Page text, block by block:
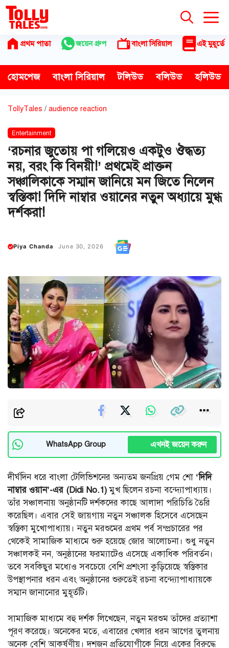
Skip
content
প্রথম পাতা জয়েন গ্রুপ বাংলা সিরিয়াল এই মুহূর্তে
হোমপেজ বাংলা সিরিয়াল টলিউড বলিউড হলিউড
TollyTales / audience reaction
Entertainment
‘রচনার জুতোয় পা গলিয়েও একটুও ঔদ্ধত্য
নয়, বরং কি বিনয়ী!’ প্রথমেই প্রাক্তন
সঞ্চালিকাকে সম্মান জানিয়ে মন জিতে নিলেন
স্বস্তিকা! দিদি নাম্বার ওয়ানের নতুন অধ্যায়ে মুগ্ধ
দর্শকরা!
Piya Chanda June 30, 2026
WhatsApp Group এখনই জয়েন করুন
দীর্ঘদিন ধরে বাংলা টেলিভিশনের অন্যতম জনপ্রিয় গেম শো ‘দিদি
নাম্বার ওয়ান’-এর (Didi No.1)মুখ ছিলেন রচনা বন্দ্যোপাধ্যায়।
তাঁর সঞ্চালনায় অনুষ্ঠানটি দর্শকদের কাছে আলাদা পরিচিতি তৈরি
করেছিল। এবার সেই জায়গায় নতুন সঞ্চালক হিসেবে এসেছেন
স্বস্তিকা মুখোপাধ্যায়। নতুন মরশুমের প্রথম পর্ব সম্প্রচারের পর
থেকেই সামাজিক মাধ্যমে শুরু হয়েছে জোর আলোচনা। শুধু নতুন
সঞ্চালকই নন, অনুষ্ঠানের ফরম্যাটেও এসেছে একাধিক পরিবর্তন।
তবে সবকিছুর মধ্যেও সবচেয়ে বেশি প্রশংসা কুড়িয়েছে স্বস্তিকার
উপস্থাপনার ধরন এবং অনুষ্ঠানের শুরুতেই রচনা বন্দ্যোপাধ্যায়কে
সম্মান জানানোর মুহূর্তটি।
সামাজিক মাধ্যমে বহু দর্শক লিখেছেন, নতুন মরশুম তাঁদের প্রত্যাশা
পূরণ করেছে। অনেকের মতে, এবারের খেলার ধরন আগের তুলনায়
অনেক বেশি আকর্ষণীয়। দশজন প্রতিযোগীকে নিয়ে একের বিরুদ্ধে